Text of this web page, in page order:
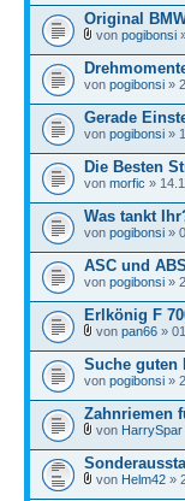
Original
von pogibonsi
von pogibonsi »
Gerade
von pogibonsi »
Die Besten
von morfic »
Was tankt
von pogibonsi »
ASC und
von pogibonsi »
Erlkönig F
von pan66 »
Suche guten
von pogibonsi »
Zahnriemen
von HarrySpar
von Helm42 »